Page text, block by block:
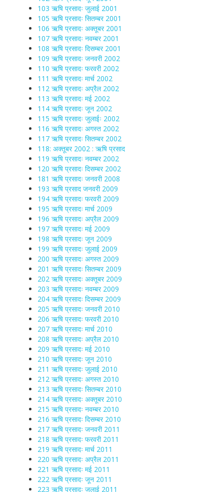
103 ऋषि प्रसादः जुलाई 2001
105 ऋषि प्रसादः सितम्बर 2001
106 ऋषि प्रसादः अक्तूबर 2001
107 ऋषि प्रसादः नवम्बर 2001
108 ऋषि प्रसादः दिसम्बर 2001
109 ऋषि प्रसादः जनवरी 2002
110 ऋषि प्रसादः फरवरी 2002
111 ऋषि प्रसादः मार्च 2002
112 ऋषि प्रसादः अप्रैल 2002
113 ऋषि प्रसादः मई 2002
114 ऋषि प्रसादः जून 2002
115 ऋषि प्रसादः जुलाईः 2002
116 ऋषि प्रसादः अगस्त 2002
117 ऋषि प्रसादः सितम्बर 2002
118: अक्तूबर 2002 : ऋषि प्रसाद
119 ऋषि प्रसादः नवम्बर 2002
120 ऋषि प्रसादः दिसम्बर 2002
181 ऋषि प्रसादः जनवरी 2008
193 ऋषि प्रसाद जनवरी 2009
194 ऋषि प्रसादः फरवरी 2009
195 ऋषि प्रसादः मार्च 2009
196 ऋषि प्रसादः अप्रैल 2009
197 ऋषि प्रसादः मई 2009
198 ऋषि प्रसादः जून 2009
199 ऋषि प्रसादः जुलाई 2009
200 ऋषि प्रसादः अगस्त 2009
201 ऋषि प्रसादः सितम्बर 2009
202 ऋषि प्रसादः अक्तूबर 2009
203 ऋषि प्रसादः नवम्बर 2009
204 ऋषि प्रसादः दिसम्बर 2009
205 ऋषि प्रसादः जनवरी 2010
206 ऋषि प्रसादः फरवरी 2010
207 ऋषि प्रसादः मार्च 2010
208 ऋषि प्रसादः अप्रैल 2010
209 ऋषि प्रसादः मई 2010
210 ऋषि प्रसादः जून 2010
211 ऋषि प्रसादः जुलाई 2010
212 ऋषि प्रसादः अगस्त 2010
213 ऋषि प्रसादः सितम्बर 2010
214 ऋषि प्रसादः अक्तूबर 2010
215 ऋषि प्रसादः नवम्बर 2010
216 ऋषि प्रसादः दिसम्बर 2010
217 ऋषि प्रसादः जनवरी 2011
218 ऋषि प्रसादः फरवरी 2011
219 ऋषि प्रसादः मार्च 2011
220 ऋषि प्रसादः अप्रैल 2011
221 ऋषि प्रसादः मई 2011
222 ऋषि प्रसादः जून 2011
223 ऋषि प्रसादः जुलाई 2011